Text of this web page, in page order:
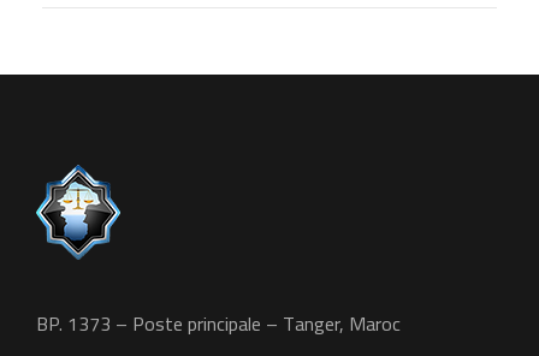
BP. 1373 – Poste principale – Tanger, Maroc